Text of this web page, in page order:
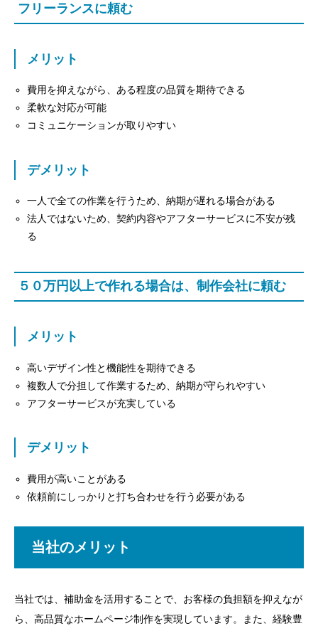
フリーランスに頼む
メリット
費用を抑えながら、ある程度の品質を期待できる
柔軟な対応が可能
コミュニケーションが取りやすい
デメリット
一人で全ての作業を行うため、納期が遅れる場合がある
法人ではないため、契約内容やアフターサービスに不安が残
る
５０万円以上で作れる場合は、制作会社に頼む
メリット
高いデザイン性と機能性を期待できる
複数人で分担して作業するため、納期が守られやすい
アフターサービスが充実している
デメリット
費用が高いことがある
依頼前にしっかりと打ち合わせを行う必要がある
当社のメリット
当社では、補助金を活用することで、お客様の負担額を抑えなが
ら、高品質なホームページ制作を実現しています。また、経験豊
制作会社選びのポイント